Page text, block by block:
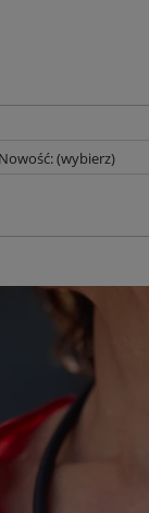
Nowość: (wybierz)